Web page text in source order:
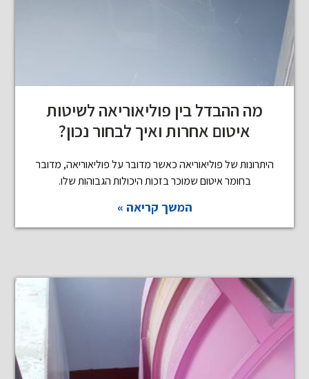
מה ההבדל בין פוליאוריאה לשיטות
איטום אחרות ואיך לבחור נכון?
היתרונות של פוליאוריאה כאשר מדובר על פוליאוריאה, מדובר
בחומר איטום שמוכר בזכות היכולות הגבוהות שלו.
המשך קריאה »